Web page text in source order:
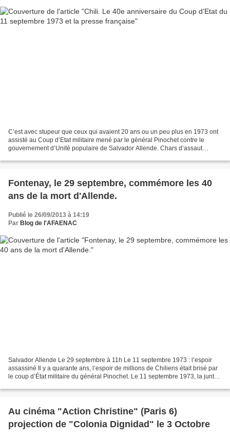
C’est avec stupeur que ceux qui avaient 20 ans ou un peu plus en 1973 ont
assisté au Coup d’Etat militaire mené par le général Pinochet contre le
gouvernement d’Unité populaire de Salvador Allende. Chars d’assaut
Fontenay, le 29 septembre, commémore les 40
ans de la mort d'Allende.
Publié le 26/09/2013 à 14:19
Par Blog de l'AFAENAC
Salvador Allende Le 29 septembre à 11h Le 11 septembre 1973 : l’espoir
assassiné Il y a quarante ans, l’espoir de millions de Chiliens était brisé par
le coup d’État militaire du général Pinochet. Le 11 septembre 1973, la junte
Au cinéma "Action Christine" (Paris 6)
projection de "Colonia Dignidad" le 3 Octobre